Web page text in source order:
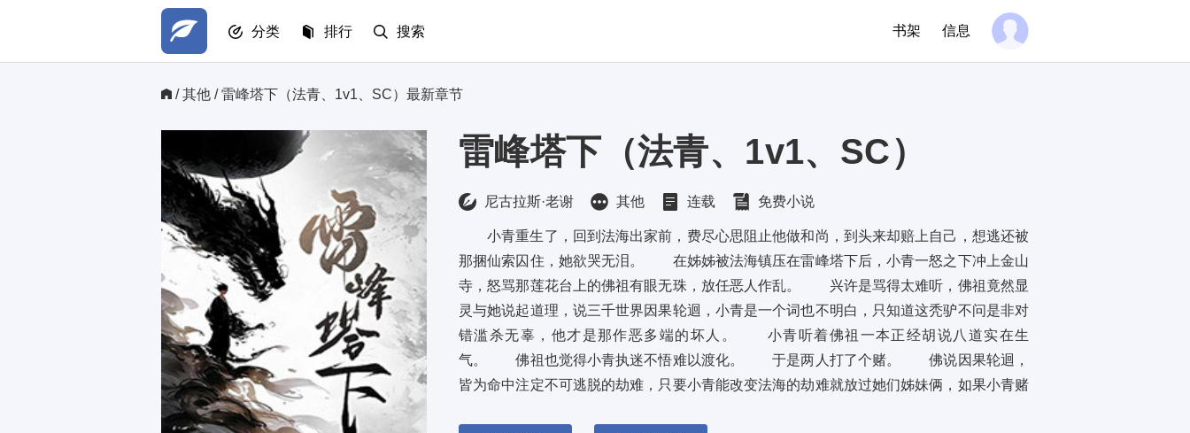
分类 排行 搜索 书架 信息
/ 其他 / 雷峰塔下（法青、1v1、SC）最新章节
雷峰塔下（法青、1v1、SC）
尼古拉斯·老谢 其他 连载 免费小说
小青重生了，回到法海出家前，费尽心思阻止他做和尚，到头来却赔上自己，想逃还被
那捆仙索囚住，她欲哭无泪。 在姊姊被法海镇压在雷峰塔下后，小青一怒之下冲上金山
寺，怒骂那莲花台上的佛祖有眼无珠，放任恶人作乱。 兴许是骂得太难听，佛祖竟然显
灵与她说起道理，说三千世界因果轮迴，小青是一个词也不明白，只知道这秃驴不问是非对
错滥杀无辜，他才是那作恶多端的坏人。 小青听着佛祖一本正经胡说八道实在生
气。 佛祖也觉得小青执迷不悟难以渡化。 于是两人打了个赌。 佛说因果轮迴，
皆为命中注定不可逃脱的劫难，只要小青能改变法海的劫难就放过她们姊妹俩，如果小青赌